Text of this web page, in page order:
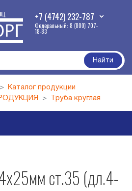
+7 (4742) 232-787
Федеральный: 8 (800) 707-
18-83
Найти
Каталог продукции
Труба круглая
ст.35 (дл.4-